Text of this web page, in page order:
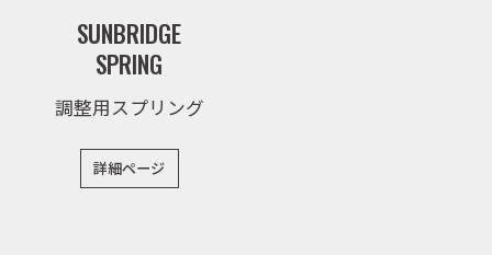
取扱店舗
WEBショップ
SUNBRIDGE
SPRING
調整用スプリング
詳細ページ